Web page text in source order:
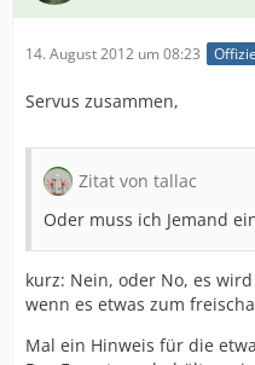
14. August 2012 um 08:23
Servus zusammen,
Zitat von tallac
Oder muss ich Jemand
kurz: Nein, oder No, es
wenn es etwas zum
Mal ein Hinweis für die